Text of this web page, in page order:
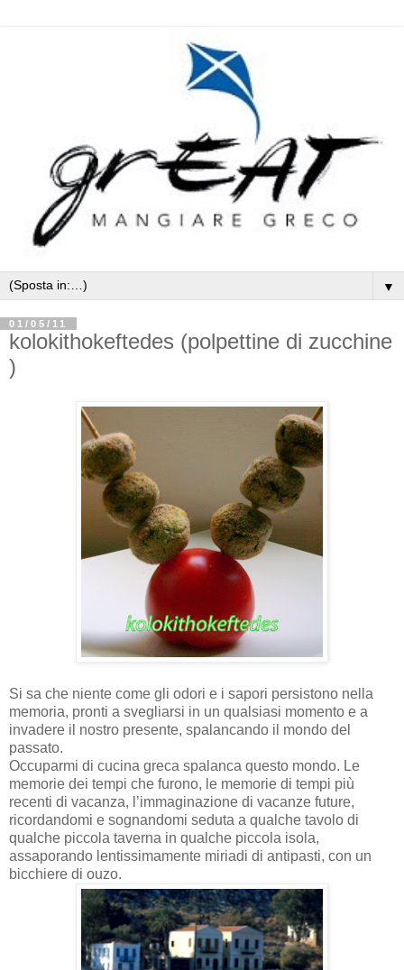
▼
01/05/11
kolokithokeftedes (polpettine di zucchine
)
Si sa che niente come gli odori e i sapori persistono nella
memoria, pronti a svegliarsi in un qualsiasi momento e a
invadere il nostro presente, spalancando il mondo del
passato.
Occuparmi di cucina greca spalanca questo mondo. Le
memorie dei tempi che furono, le memorie di tempi più
recenti di vacanza, l’immaginazione di vacanze future,
ricordandomi e sognandomi seduta a qualche tavolo di
qualche piccola taverna in qualche piccola isola,
assaporando lentissimamente miriadi di antipasti, con un
bicchiere di ouzo.